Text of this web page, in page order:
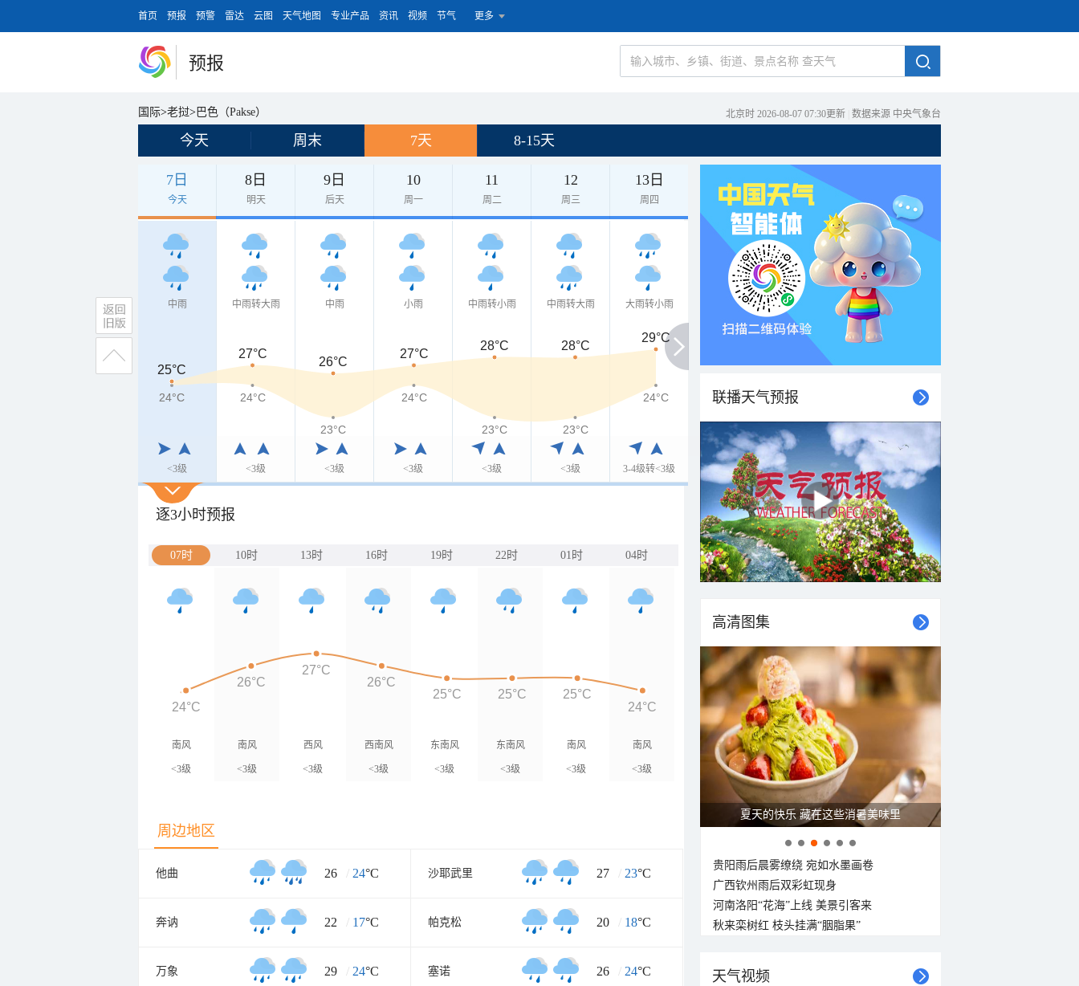
首页 预报 预警 雷达 云图 天气地图 专业产品 资讯 视频 节气 更多
预报
国际>老挝> 巴色（Pakse） 北京时 2026-08-07 07:30更新 数据来源 中央气象台
今天 周末 7天 8-15天
7日
今天
8日
明天
9日
后天
10
周一
11
周二
12
周三
13日
周四
中雨
<3级
中雨转大雨
<3级
中雨
<3级
小雨
<3级
中雨转小雨
<3级
中雨转大雨
<3级
大雨转小雨
3-4级转<3级
25°C
25°C
27°C
26°C
27°C
28°C 28°C
29°C
24°C
24°C 24°C
23°C
24°C
23°C 23°C
24°C
逐3小时预报
07时 10时 13时 16时 19时 22时 01时 04时
南风
<3级
南风
<3级
西风
<3级
西南风
<3级
东南风
<3级
东南风
<3级
南风
<3级
南风
<3级
24°C
26°C
27°C
26°C
25°C
25°C 25°C
24°C
周边地区
他曲 26 / 24°C 沙耶武里 27 / 23°C
奔讷 22 / 17°C 帕克松 20 / 18°C
万象 29 / 24°C 塞诺 26 / 24°C
联播天气预报
高清图集
夏天的快乐 藏在这些消暑美味里
贵阳雨后晨雾缭绕 宛如水墨画卷
广西钦州雨后双彩虹现身
河南洛阳“花海”上线 美景引客来
秋来栾树红 枝头挂满“胭脂果”
天气视频